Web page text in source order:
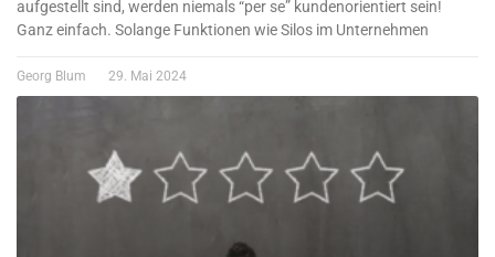
aufgestellt sind, werden niemals “per se” kundenorientiert sein!
Ganz einfach. Solange Funktionen wie Silos im Unternehmen
Georg Blum 29. Mai 2024